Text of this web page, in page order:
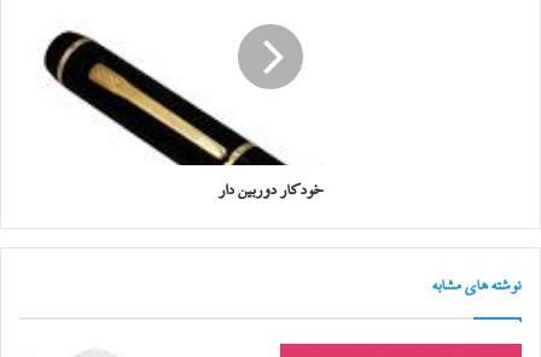
خودکار دوربین دار
نوشته های مشابه